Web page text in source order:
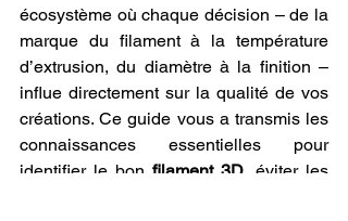
écosystème où chaque décision – de la
marque du filament à la température
d’extrusion, du diamètre à la finition –
influe directement sur la qualité de vos
créations. Ce guide vous a transmis les
connaissances essentielles pour
identifier le bon filament 3D , éviter les